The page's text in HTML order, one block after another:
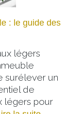
: le guide des
légers
surélever un
de
légers pour